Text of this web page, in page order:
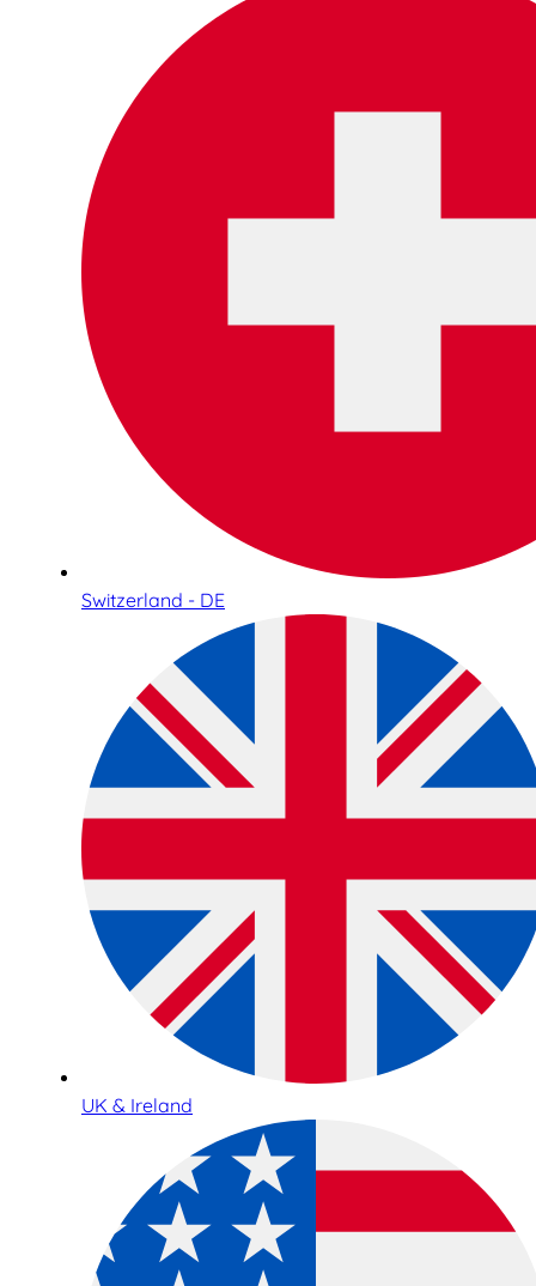
Switzerland - DE
UK & Ireland